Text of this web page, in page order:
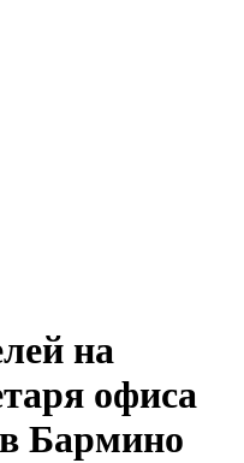
на
офиса
Бармино